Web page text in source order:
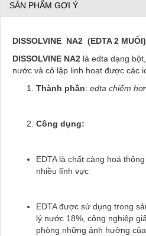
SẢN PHẨM GỢI Ý
DISSOLVINE NA2 (EDTA 2 MUỐI)
DISSOLVINE NA2 là edta dạng
nước và cô lập linh hoạt được các
Thành phần: edta chiếm
Công dụng:
EDTA là chất càng hoá
nhiều lĩnh vực
EDTA được sử dụng trong
lý nước 18%, công nghiệp
phòng những ảnh hưởng